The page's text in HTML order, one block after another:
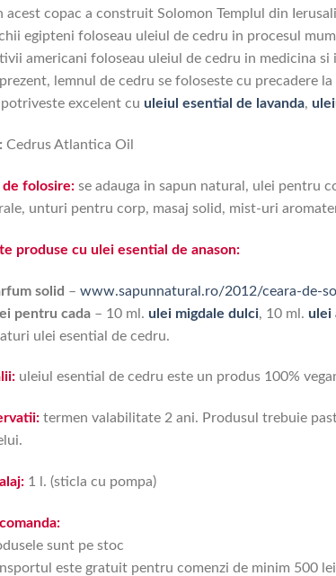
acest copac a construit Solomon Templul din
egipteni foloseau uleiul de cedru in procesul
americani foloseau uleiul de cedru in medicina
lemnul de cedru se foloseste cu precadere
excelent cu uleiul esential de lavanda,
Cedrus Atlantica Oil
de folosire: se adauga in sapun natural, ulei pentru
unturi pentru corp, masaj solid, mist-uri
produse cu ulei esential de anason:
solid – www.sapunnatural.ro/2012/ceara-de-
pentru cada – 10 ml. ulei migdale dulci, 10 ml. ulei
ulei esential de cedru.
uleiul esential de cedru este un produs 100%
termen valabilitate 2 ani. Produsul trebuie
1 l. (sticla cu pompa)
sunt pe stoc
este gratuit pentru comenzi de minim 500 lei